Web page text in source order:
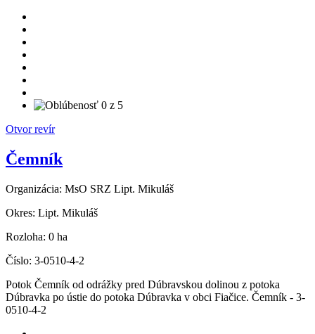
Otvor revír
Čemník
Organizácia: MsO SRZ Lipt. Mikuláš
Okres: Lipt. Mikuláš
Rozloha: 0 ha
Číslo: 3-0510-4-2
Potok Čemník od odrážky pred Dúbravskou dolinou z potoka
Dúbravka po ústie do potoka Dúbravka v obci Fiačice. Čemník - 3-
0510-4-2